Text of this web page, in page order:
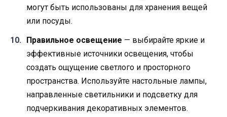
могут быть использованы для хранения вещей
или посуды.
Правильное освещение — выбирайте яркие и
эффективные источники освещения, чтобы
создать ощущение светлого и просторного
пространства. Используйте настольные лампы,
направленные светильники и подсветку для
подчеркивания декоративных элементов.